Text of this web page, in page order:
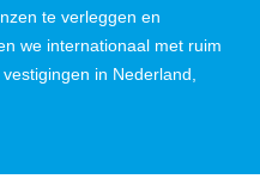
te verleggen en
we internationaal met ruim
in Nederland,